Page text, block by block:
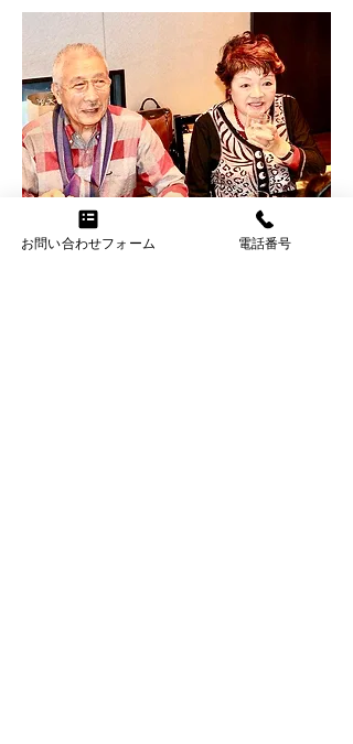
佐藤秀夫代表と佐藤守満子先生
お問い合わせフォーム 電話番号